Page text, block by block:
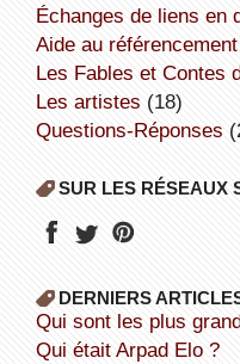
échanges de liens en
aide au référencement
Les Fables et Contes
Les artistes (18)
Questions-Réponses
SUR LES RÉSEAUX
DERNIERS
Qui sont les plus
Qui était Arpad Elo ?